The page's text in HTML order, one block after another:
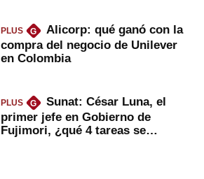
PLUS G
Alicorp: qué ganó con la
compra del negocio de Unilever
en Colombia
PLUS G
Sunat: César Luna, el
primer jefe en Gobierno de
Fujimori, ¿qué 4 tareas se